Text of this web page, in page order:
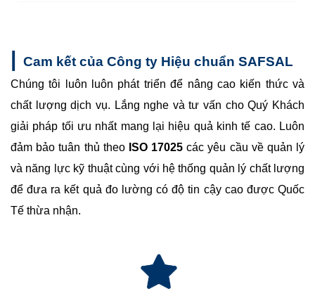
| Cam kết của Công ty Hiệu chuẩn SAFSAL
Chúng tôi luôn luôn phát triển để nâng cao kiến thức và
chất lượng dịch vụ. Lắng nghe và tư vấn cho Quý Khách
giải pháp tối ưu nhất mang lại hiệu quả kinh tế cao. Luôn
đảm bảo tuân thủ theo ISO 17025 các yêu cầu về quản lý
và năng lực kỹ thuật cùng với hệ thống quản lý chất lượng
để đưa ra kết quả đo lường có độ tin cậy cao được Quốc
Tế thừa nhận.